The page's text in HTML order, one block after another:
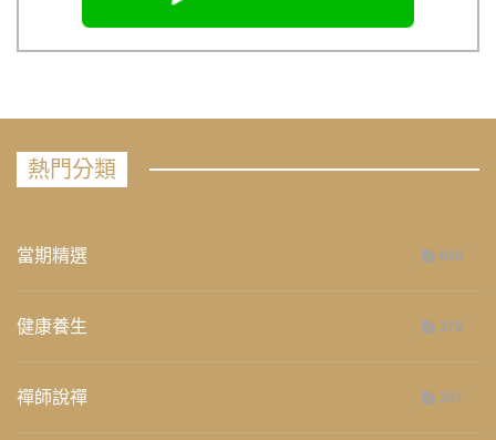
熱門分類
當期精選 658
健康養生 276
禪師說禪 267